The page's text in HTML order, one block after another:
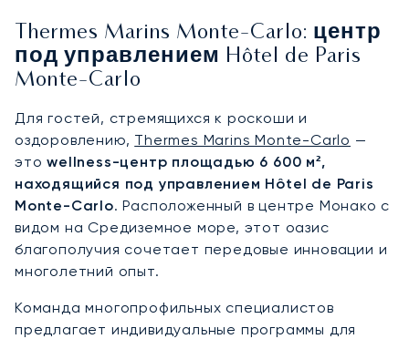
Thermes Marins Monte-Carlo: центр
под управлением Hôtel de Paris
Monte-Carlo
Для гостей, стремящихся к роскоши и
оздоровлению, Thermes Marins Monte-Carlo —
этоwellness-центр площадью 6 600 м²,
находящийся под управлением Hôtel de Paris
Monte-Carlo. Расположенный в центре Монако с
видом на Средиземное море, этот оазис
благополучия сочетает передовые инновации и
многолетний опыт.
Команда многопрофильных специалистов
предлагает индивидуальные программы для